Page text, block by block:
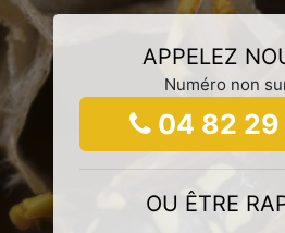
APPELEZ
Numéro non
04 82 29
OU ÊTRE